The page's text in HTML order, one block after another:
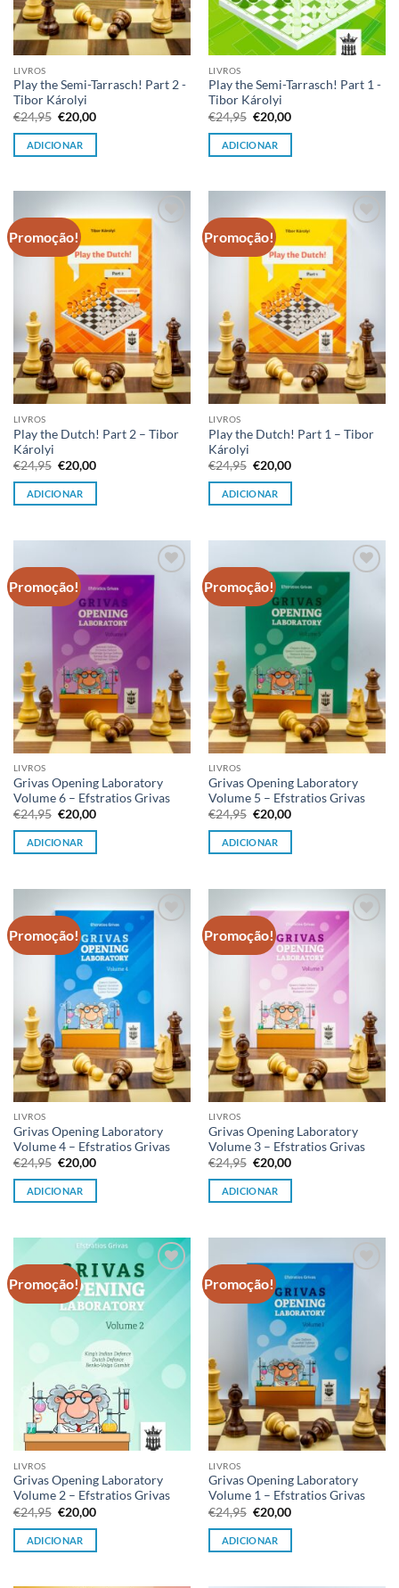
LIVROS
Play the Semi-Tarrasch! Part 2 -
Tibor Károlyi
€24,95 O
preço
original
era:
€20,00O
atual
ADICIONAR
LIVROS
Play the Semi-Tarrasch! Part 1 -
Tibor Károlyi
€24,95 O
preço
original
era:
€20,00O
atual
ADICIONAR
Promoção!
Adicionar
à lista de
desejos
LIVROS
Play the Dutch! Part 2 – Tibor
Károlyi
€24,95 O
preço
original
era:
€20,00O
atual
ADICIONAR
Promoção!
Adicionar
à lista de
desejos
LIVROS
Play the Dutch! Part 1 – Tibor
Károlyi
€24,95 O
preço
original
era:
€20,00O
atual
ADICIONAR
Promoção!
Adicionar
à lista de
LIVROS
Grivas Opening Laboratory
Volume 6 – Efstratios Grivas
€24,95 O
preço
original
era:
€20,00O
atual
ADICIONAR
Promoção!
Adicionar
à lista de
desejos
LIVROS
Grivas Opening Laboratory
Volume 5 – Efstratios Grivas
€24,95 O
preço
original
era:
€20,00O
atual
ADICIONAR
Promoção!
Adicionar
LIVROS
Grivas Opening Laboratory
Volume 4 – Efstratios Grivas
€24,95 O
preço
original
era:
€20,00O
atual
ADICIONAR
Promoção!
Adicionar
à lista de
desejos
LIVROS
Grivas Opening Laboratory
Volume 3 – Efstratios Grivas
€24,95 O
preço
original
era:
€20,00O
atual
ADICIONAR
Promoção!
Adicionar
à lista de
desejos
LIVROS
Grivas Opening Laboratory
Volume 2 – Efstratios Grivas
€24,95 O
preço
original
era:
€20,00O
atual
ADICIONAR
Promoção!
à lista de
LIVROS
Grivas Opening Laboratory
Volume 1 – Efstratios Grivas
€24,95 O
preço
original
era:
€20,00O
atual
ADICIONAR